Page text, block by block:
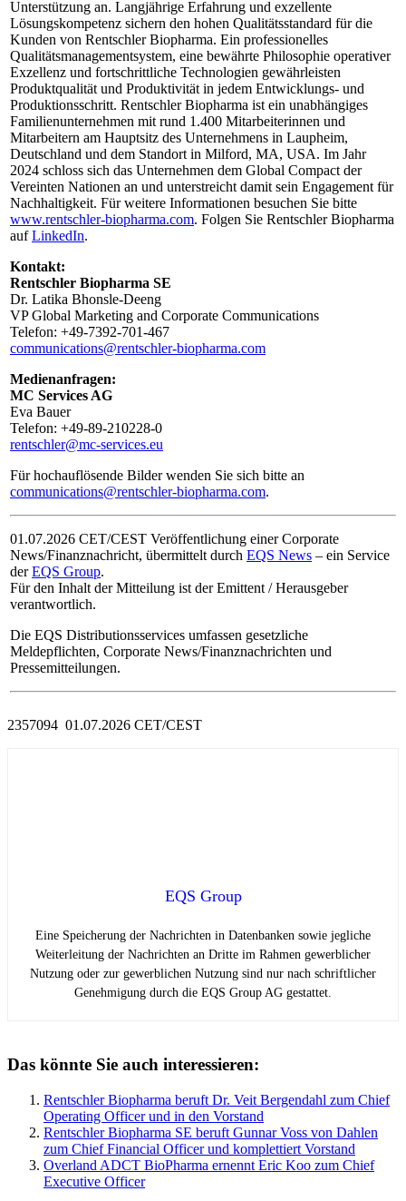
Unterstützung an. Langjährige Erfahrung und exzellente
Lösungskompetenz sichern den hohen Qualitätsstandard für die
Kunden von Rentschler Biopharma. Ein professionelles
Qualitätsmanagementsystem, eine bewährte Philosophie operativer
Exzellenz und fortschrittliche Technologien gewährleisten
Produktqualität und Produktivität in jedem Entwicklungs- und
Produktionsschritt. Rentschler Biopharma ist ein unabhängiges
Familienunternehmen mit rund 1.400 Mitarbeiterinnen und
Mitarbeitern am Hauptsitz des Unternehmens in Laupheim,
Deutschland und dem Standort in Milford, MA, USA. Im Jahr
2024 schloss sich das Unternehmen dem Global Compact der
Vereinten Nationen an und unterstreicht damit sein Engagement für
Nachhaltigkeit. Für weitere Informationen besuchen Sie bitte
www.rentschler-biopharma.com. Folgen Sie Rentschler Biopharma
aufLinkedIn.
Kontakt:
Rentschler Biopharma SE
Dr. Latika Bhonsle-Deeng
VP Global Marketing and Corporate Communications
Telefon: +49-7392-701-467
communications@rentschler-biopharma.com
Medienanfragen:
MC Services AG
Eva Bauer
Telefon: +49-89-210228-0
rentschler@mc-services.eu
Für hochauflösende Bilder wenden Sie sich bitte an
communications@rentschler-biopharma.com.
01.07.2026 CET/CEST Veröffentlichung einer Corporate
News/Finanznachricht, übermittelt durch EQS News – ein Service
derEQS Group.
Für den Inhalt der Mitteilung ist der Emittent / Herausgeber
verantwortlich.
Die EQS Distributionsservices umfassen gesetzliche
Meldepflichten, Corporate News/Finanznachrichten und
Pressemitteilungen.
2357094 01.07.2026 CET/CEST
EQS Group
Eine Speicherung der Nachrichten in Datenbanken sowie jegliche
Weiterleitung der Nachrichten an Dritte im Rahmen gewerblicher
Nutzung oder zur gewerblichen Nutzung sind nur nach schriftlicher
Genehmigung durch die EQS Group AG gestattet.
Das könnte Sie auch interessieren:
Rentschler Biopharma beruft Dr. Veit Bergendahl zum Chief
Operating Officer und in den Vorstand
Rentschler Biopharma SE beruft Gunnar Voss von Dahlen
zum Chief Financial Officer und komplettiert Vorstand
Overland ADCT BioPharma ernennt Eric Koo zum Chief
Executive Officer